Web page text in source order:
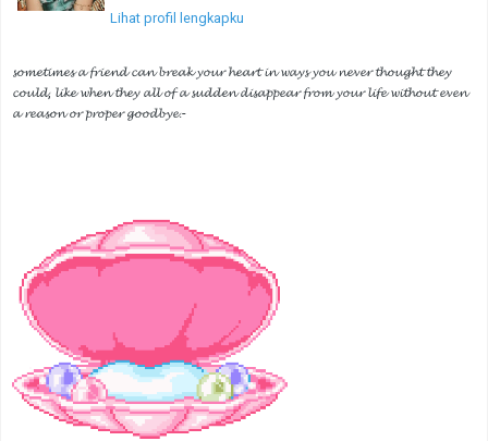
Lihat profil lengkapku
𝓼𝓸𝓶𝓮𝓽𝓲𝓶𝓮𝓼 𝓪 𝓯𝓻𝓲𝓮𝓷𝓭 𝓬𝓪𝓷 𝓫𝓻𝓮𝓪𝓴 𝔂𝓸𝓾𝓻 𝓱𝓮𝓪𝓻𝓽 𝓲𝓷 𝔀𝓪𝔂𝓼 𝔂𝓸𝓾 𝓷𝓮𝓿𝓮𝓻 𝓽𝓱𝓸𝓾𝓰𝓱𝓽 𝓽𝓱𝓮𝔂
𝓬𝓸𝓾𝓵𝓭, 𝓵𝓲𝓴𝓮 𝔀𝓱𝓮𝓷 𝓽𝓱𝓮𝔂 𝓪𝓵𝓵 𝓸𝓯 𝓪 𝓼𝓾𝓭𝓭𝓮𝓷 𝓭𝓲𝓼𝓪𝓹𝓹𝓮𝓪𝓻 𝓯𝓻𝓸𝓶 𝔂𝓸𝓾𝓻 𝓵𝓲𝓯𝓮 𝔀𝓲𝓽𝓱𝓸𝓾𝓽 𝓮𝓿𝓮𝓷
𝓪 𝓻𝓮𝓪𝓼𝓸𝓷 𝓸𝓻 𝓹𝓻𝓸𝓹𝓮𝓻 𝓰𝓸𝓸𝓭𝓫𝔂𝓮.-